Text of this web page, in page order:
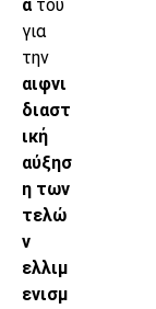
ατου
για
την
αιφνι
διαστ
ική
αύξησ
η των
τελώ
ν
ελλιμ
ενισμ